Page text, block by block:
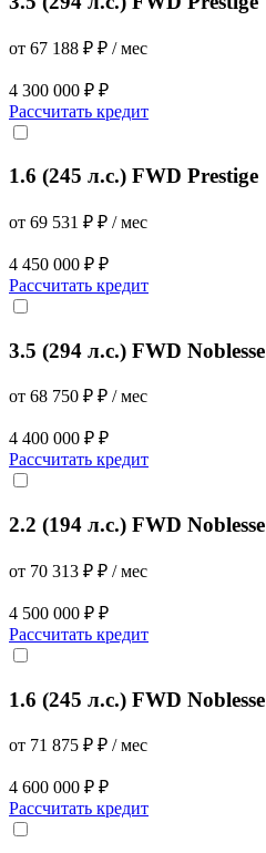
от 67 188 ₽ ₽ / мес
4 300 000 ₽ ₽
Рассчитать кредит
1.6 (245 л.с.) FWD Prestige
от 69 531 ₽ ₽ / мес
4 450 000 ₽ ₽
Рассчитать кредит
3.5 (294 л.с.) FWD Noblesse
от 68 750 ₽ ₽ / мес
4 400 000 ₽ ₽
Рассчитать кредит
2.2 (194 л.с.) FWD Noblesse
от 70 313 ₽ ₽ / мес
4 500 000 ₽ ₽
Рассчитать кредит
1.6 (245 л.с.) FWD Noblesse
от 71 875 ₽ ₽ / мес
4 600 000 ₽ ₽
Рассчитать кредит